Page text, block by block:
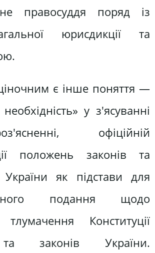
правосуддя поряд із
юрисдикції та
є інше поняття —
у з'ясуванні
офіційній
положень законів та
України як підстави для
подання щодо
тлумачення Конституції
законів України.